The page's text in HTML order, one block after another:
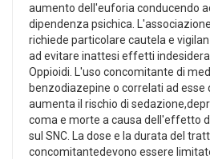
aumento dell'euforia conducendo
dipendenza psichica.
richiede particolare cautela e
ad evitare inattesi effetti
Oppioidi. L'uso concomitante di
benzodiazepine o correlati ad esse
aumenta il rischio di
coma e morte a causa dell'effetto
sul SNC. La dose e la durata del
concomitantedevono essere